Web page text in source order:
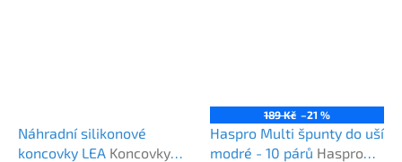
Náhradní silikonové
koncovky LEA Koncovky
189 Kč –21 %
Haspro Multi špunty do uší
modré - 10 párů Haspro